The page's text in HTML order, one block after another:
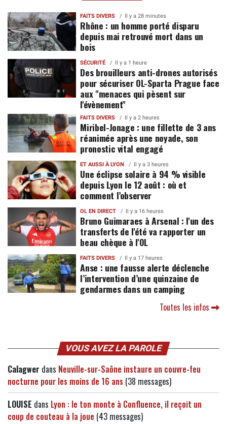
FAITS DIVERS Il y a 28 minutes
Rhône : un homme porté disparu
depuis mai retrouvé mort dans un
bois
SÉCURITÉ Il y a 1 heure
Des brouilleurs anti-drones autorisés
pour sécuriser OL-Sparta Prague face
aux "menaces qui pèsent sur
l'évènement"
FAITS DIVERS Il y a 2 heures
Miribel-Jonage : une fillette de 3 ans
réanimée après une noyade, son
pronostic vital engagé
ET AUSSI À LYON Il y a 3 heures
Une éclipse solaire à 94 % visible
depuis Lyon le 12 août : où et
comment l’observer
OL EN DIRECT Il y a 16 heures
Bruno Guimaraes à Arsenal : l'un des
transferts de l'été va rapporter un
beau chèque à l'OL
FAITS DIVERS Il y a 17 heures
Anse : une fausse alerte déclenche
l’intervention d’une quinzaine de
gendarmes dans un camping
Toutes les infos
VOUS AVEZ LA PAROLE
Calagwer dans Neuville-sur-Saône instaure un couvre-feu
nocturne pour les moins de 16 ans (38 messages)
LOUISE dans Lyon : le ton monte à Confluence, il reçoit un
coup de couteau à la joue (43 messages)